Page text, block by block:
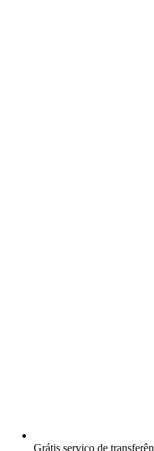
Grátis serviço de